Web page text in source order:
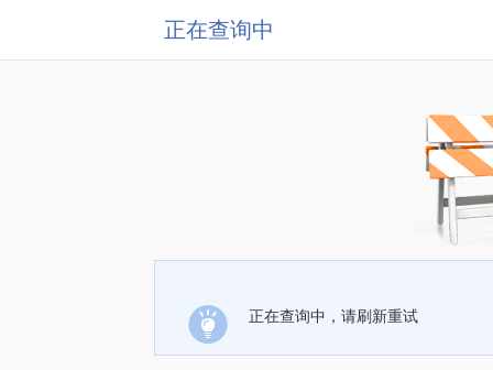
正在查询中
正在查询中，请刷新重试